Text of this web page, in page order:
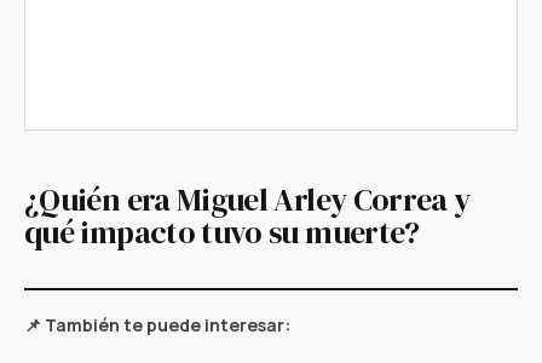
¿Quién era Miguel Arley Correa y
qué impacto tuvo su muerte?
📌 También te puede interesar: